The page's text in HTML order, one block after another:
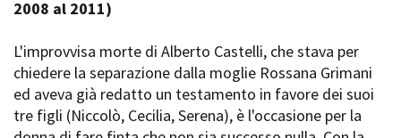
Piemonte Film Tv Fund
Piemonte Film Tv
Development Fund
Piemonte Doc Film Fund
Mostra Internazionale d’Arte
Cinematografica Venezia
Toronto International Film
Festival
Festa del Cinema di Roma
2008 al 2011)
L'improvvisa morte di Alberto Castelli, che stava per
chiedere la separazione dalla moglie Rossana Grimani
ed aveva già redatto un testamento in favore dei suoi
tre figli (Niccolò, Cecilia, Serena), è l'occasione per la